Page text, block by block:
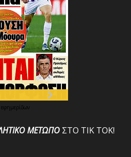
εφημερίδων
ΜΕΤΩΠΟ ΣΤΟ ΤΙΚ ΤΟΚ!